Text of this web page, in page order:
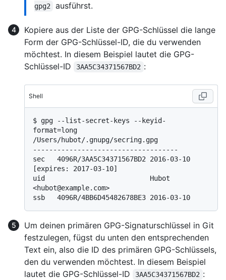
gpg2
ausführst.
Kopiere aus der Liste der GPG-Schlüssel die lange
Form der GPG-Schlüssel-ID, die du verwenden
möchtest. In diesem Beispiel lautet die GPG-
Schlüssel-ID
3AA5C34371567BD2 :
Shell
$ gpg --list-secret-keys --keyid-
format=long
/Users/hubot/.gnupg/secring.gpg
------------------------------------
sec   4096R/3AA5C34371567BD2 2016-03-10
[expires: 2017-03-10]
uid                          Hubot
<hubot@example.com>
Um deinen primären GPG-Signaturschlüssel in Git
festzulegen, fügst du unten den entsprechenden
Text ein, also die ID des primären GPG-Schlüssels,
den du verwenden möchtest. In diesem Beispiel
lautet die GPG-Schlüssel-ID
3AA5C34371567BD2 :